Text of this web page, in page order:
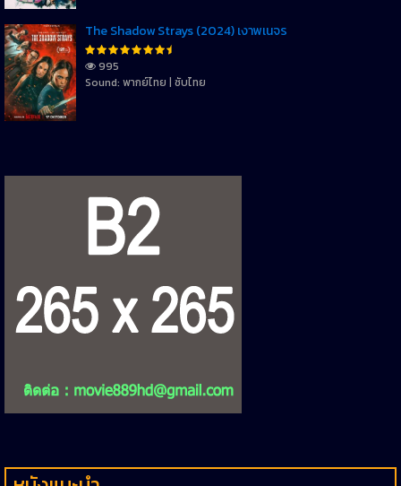
The Shadow Strays (2024) เงาพเนจร
995
Sound: พากย์ไทย | ซับไทย